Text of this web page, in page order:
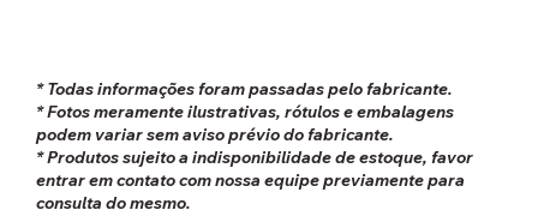
* Todas informações foram passadas pelo fabricante.
* Fotos meramente ilustrativas, rótulos e embalagens
podem variar sem aviso prévio do fabricante.
* Produtos sujeito a indisponibilidade de estoque, favor
entrar em contato com nossa equipe previamente para
consulta do mesmo.